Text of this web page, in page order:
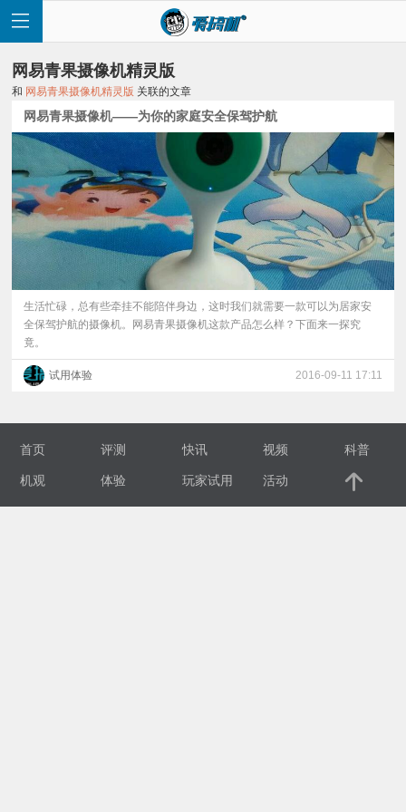
首
页
讯
评
频
网易青果摄像机精灵版
和 网易青果摄像机精灵版 关联的文章
网易青果摄像机——为你的家庭安全保驾护航
生活忙碌，总有些牵挂不能陪伴身边，这时我们就需要一款可以为居家安
全保驾护航的摄像机。网易青果摄像机这款产品怎么样？下面来一探究
竟。
试用体验 2016-09-11 17:11
首页 评测 快讯 视频 科普
机观 体验 玩家试用 活动